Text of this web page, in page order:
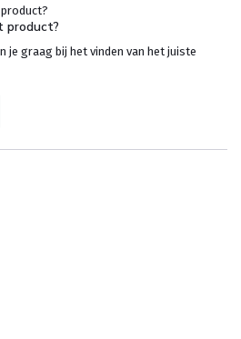
product?
je graag bij het vinden van het juiste